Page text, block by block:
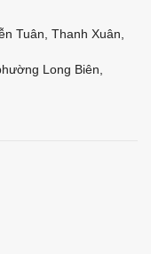
Tuân, Thanh Xuân,
Long Biên,